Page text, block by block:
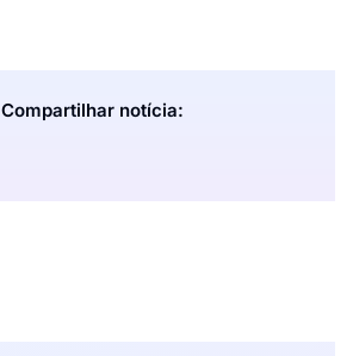
Compartilhar notícia: